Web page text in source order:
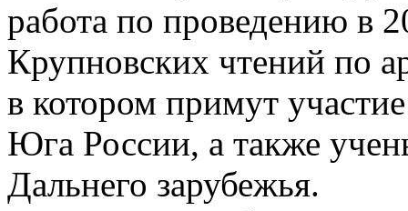
работа по проведению
Крупновских чтений по
в котором примут
Юга России, а также
Дальнего зарубежья.